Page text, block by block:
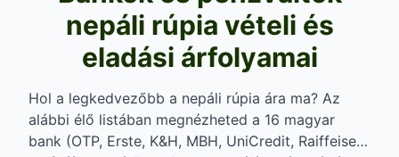
nepáli rúpia vételi és
eladási árfolyamai
Hol a legkedvezőbb a nepáli rúpia ára ma? Az
alábbi élő listában megnézheted a 16 magyar
bank (OTP, Erste, K&H, MBH, UniCredit, Raiffeisen